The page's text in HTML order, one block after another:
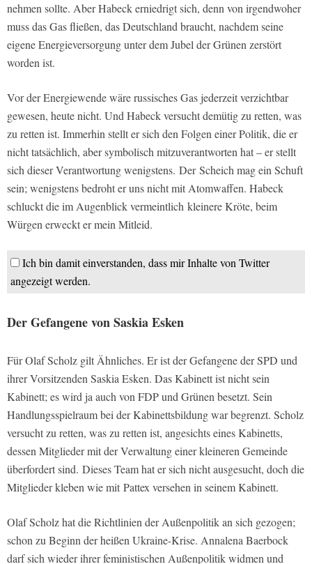
nehmen sollte. Aber Habeck erniedrigt sich, denn von irgendwoher
muss das Gas fließen, das Deutschland braucht, nachdem seine
eigene Energieversorgung unter dem Jubel der Grünen zerstört
worden ist.
Vor der Energiewende wäre russisches Gas jederzeit verzichtbar
gewesen, heute nicht. Und Habeck versucht demütig zu retten, was
zu retten ist. Immerhin stellt er sich den Folgen einer Politik, die er
nicht tatsächlich, aber symbolisch mitzuverantworten hat – er stellt
sich dieser Verantwortung wenigstens. Der Scheich mag ein Schuft
sein; wenigstens bedroht er uns nicht mit Atomwaffen. Habeck
schluckt die im Augenblick vermeintlich kleinere Kröte, beim
Würgen erweckt er mein Mitleid.
Ich bin damit einverstanden, dass mir Inhalte von Twitter
angezeigt werden.
Der Gefangene von Saskia Esken
Für Olaf Scholz gilt Ähnliches. Er ist der Gefangene der SPD und
ihrer Vorsitzenden Saskia Esken. Das Kabinett ist nicht sein
Kabinett; es wird ja auch von FDP und Grünen besetzt. Sein
Handlungsspielraum bei der Kabinettsbildung war begrenzt. Scholz
versucht zu retten, was zu retten ist, angesichts eines Kabinetts,
dessen Mitglieder mit der Verwaltung einer kleineren Gemeinde
überfordert sind. Dieses Team hat er sich nicht ausgesucht, doch die
Mitglieder kleben wie mit Pattex versehen in seinem Kabinett.
Olaf Scholz hat die Richtlinien der Außenpolitik an sich gezogen;
schon zu Beginn der heißen Ukraine-Krise. Annalena Baerbock
darf sich wieder ihrer feministischen Außenpolitik widmen und